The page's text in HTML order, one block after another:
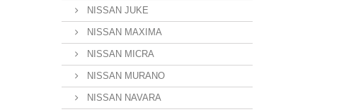
NISSAN JUKE
NISSAN MAXIMA
NISSAN MICRA
NISSAN MURANO
NISSAN NAVARA